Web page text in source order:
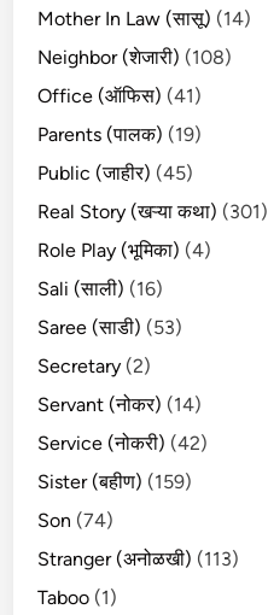
Mother In Law (सासू) (14)
Neighbor (शेजारी) (108)
Office (ऑफिस) (41)
Parents (पालक) (19)
Public (जाहीर) (45)
Real Story (खऱ्या कथा) (301)
Role Play (भूमिका) (4)
Sali (साली) (16)
Saree (साडी) (53)
Secretary (2)
Servant (नोकर) (14)
Service (नोकरी) (42)
Sister (बहीण) (159)
Son (74)
Stranger (अनोळखी) (113)
Taboo (1)